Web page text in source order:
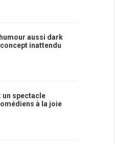
humour aussi dark
inattendu
un spectacle
à la joie